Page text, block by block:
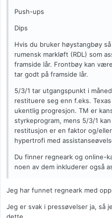
Push-ups
Dips
Hvis du bruker høystangbøy
rumensk markløft (RDL) som
framside lår. Frontbøy kan
tar godt på framside lår.
5/3/1 tar utgangspunkt i
restituere seg enn f.eks.
ukentlig progresjon. TM er
styrkeprogram, mens 5/3/1
restitusjon er en faktor og/
hypertrofi med
Du finner regneark og online-
noen av dem inkluderer også
Jeg har funnet regneark med
Jeg er svak i pressøvelser ja, så
dette.